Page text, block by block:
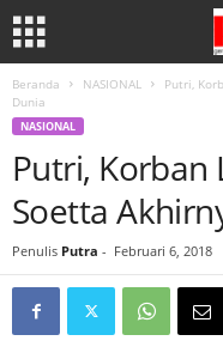
Beranda NASIONAL
Putri,
Dunia
NASIONAL
Putri, Korban
Soetta
Penulis Putra - Februari 6, 2018